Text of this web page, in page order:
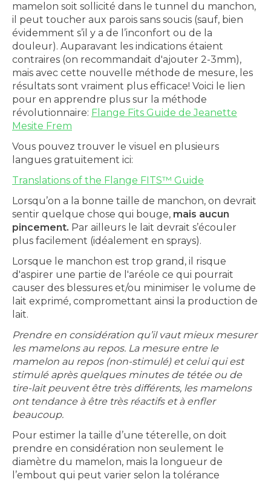
mamelon soit sollicité dans le tunnel du manchon,
il peut toucher aux parois sans soucis (sauf, bien
évidemment s’il y a de l’inconfort ou de la
douleur). Auparavant les indications étaient
contraires (on recommandait d'ajouter 2-3mm),
mais avec cette nouvelle méthode de mesure, les
résultats sont vraiment plus efficace! Voici le lien
pour en apprendre plus sur la méthode
révolutionnaire: Flange Fits Guide de Jeanette
Mesite Frem
Vous pouvez trouver le visuel en plusieurs
langues gratuitement ici:
Translations of the Flange FITS™ Guide
Lorsqu’on a la bonne taille de manchon, on devrait
sentir quelque chose qui bouge, mais aucun
pincement. Par ailleurs le lait devrait s’écouler
plus facilement (idéalement en sprays).
Lorsque le manchon est trop grand, il risque
d'aspirer une partie de l'aréole ce qui pourrait
causer des blessures et/ou minimiser le volume de
lait exprimé, compromettant ainsi la production de
lait.
Prendre en considération qu’il vaut mieux mesurer
les mamelons au repos. La mesure entre le
mamelon au repos (non-stimulé) et celui qui est
stimulé après quelques minutes de tétée ou de
tire-lait peuvent être très différents, les mamelons
ont tendance à être très réactifs et à enfler
beaucoup.
Pour estimer la taille d’une téterelle, on doit
prendre en considération non seulement le
diamètre du mamelon, mais la longueur de
l’embout qui peut varier selon la tolérance